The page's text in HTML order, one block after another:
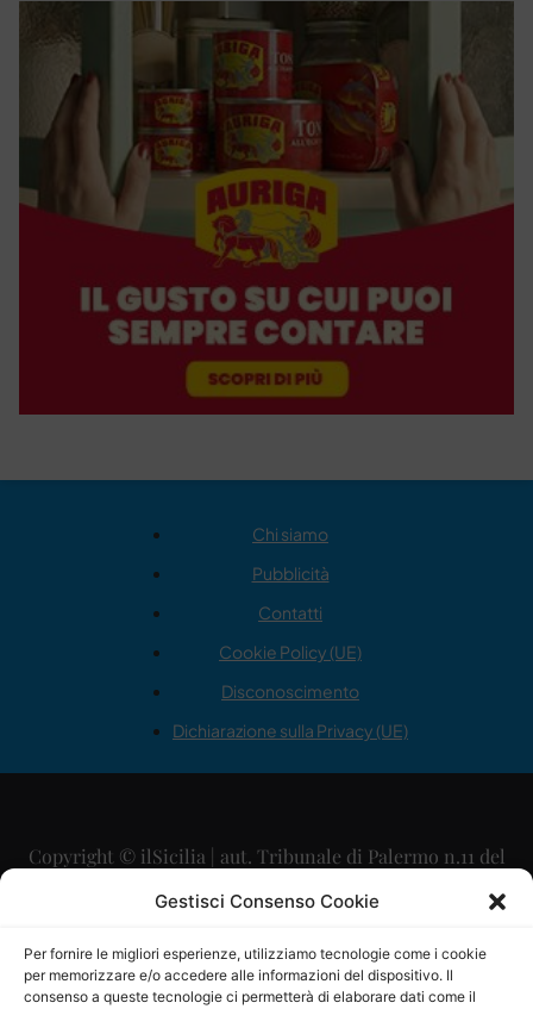
Gestisci Consenso Cookie
Per fornire le migliori esperienze, utilizziamo tecnologie come i cookie
per memorizzare e/o accedere alle informazioni del dispositivo. Il
consenso a queste tecnologie ci permetterà di elaborare dati come il
Chi siamo
Pubblicità
Contatti
Cookie Policy (UE)
Disconoscimento
Dichiarazione sulla Privacy (UE)
Copyright © ilSicilia | aut. Tribunale di Palermo n.11 del
29/09/2015
Direttore Editoriale: Maurizio Scaglione